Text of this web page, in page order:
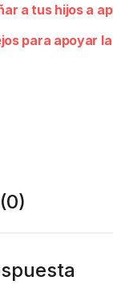
a tus hijos a
para apoyar